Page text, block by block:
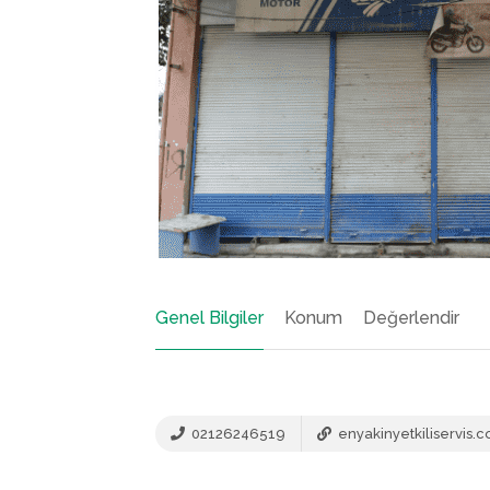
Genel Bilgiler Konum Değerlendir
02126246519